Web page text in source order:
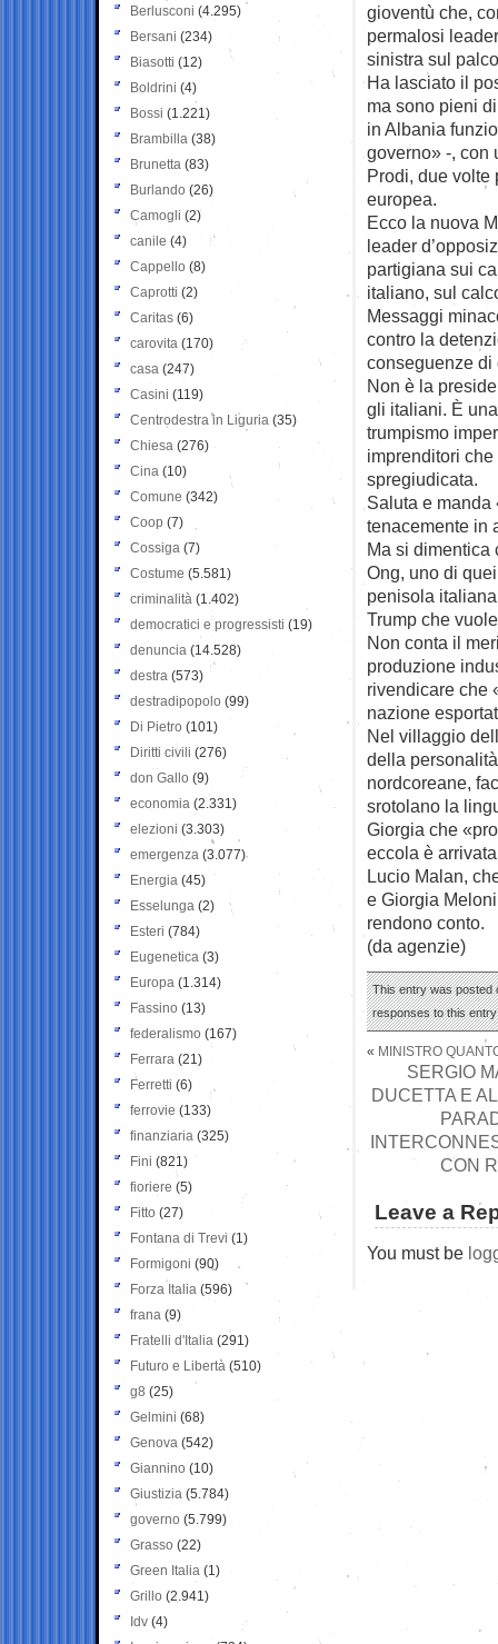
gioventù che,
permalosi
sinistra sul
Ha lasciato il
ma sono pieni
in Albania
governo» -, con
Prodi, due volte
europea.
Ecco la nuova
leader
partigiana sui
italiano, sul
Messaggi
contro la
conseguenze
Non è la
gli italiani. È
trumpismo
imprenditori
spregiudicata.
Saluta e manda
tenacemente in
Ma si dimentica
Ong, uno di
penisola
Trump che
Non conta il
produzione
rivendicare che
nazione
Nel villaggio
della
nordcoreane,
srotolano la
Giorgia che
eccola è
Lucio Malan,
e Giorgia
rendono conto.
(da agenzie)
This entry was posted
responses to this
« MINISTRO
SERGIO
DUCETTA E
CON
Leave a
You must be
Berlusconi (4.295)
Bersani (234)
Biasotti (12)
Boldrini (4)
Bossi (1.221)
Brambilla (38)
Brunetta (83)
Burlando (26)
Camogli (2)
canile (4)
Cappello (8)
Caprotti (2)
Caritas (6)
carovita (170)
casa (247)
Casini (119)
Centrodestra in Liguria (35)
Chiesa (276)
Cina (10)
Comune (342)
Coop (7)
Cossiga (7)
Costume (5.581)
criminalità (1.402)
democratici e progressisti (19)
denuncia (14.528)
destra (573)
destradipopolo (99)
Di Pietro (101)
Diritti civili (276)
don Gallo (9)
economia (2.331)
elezioni (3.303)
emergenza (3.077)
Energia (45)
Esselunga (2)
Esteri (784)
Eugenetica (3)
Europa (1.314)
Fassino (13)
federalismo (167)
Ferrara (21)
Ferretti (6)
ferrovie (133)
finanziaria (325)
Fini (821)
fioriere (5)
Fitto (27)
Fontana di Trevi (1)
Formigoni (90)
Forza Italia (596)
frana (9)
Fratelli d'Italia (291)
Futuro e Libertà (510)
g8 (25)
Gelmini (68)
Genova (542)
Giannino (10)
Giustizia (5.784)
governo (5.799)
Grasso (22)
Green Italia (1)
Grillo (2.941)
Idv (4)